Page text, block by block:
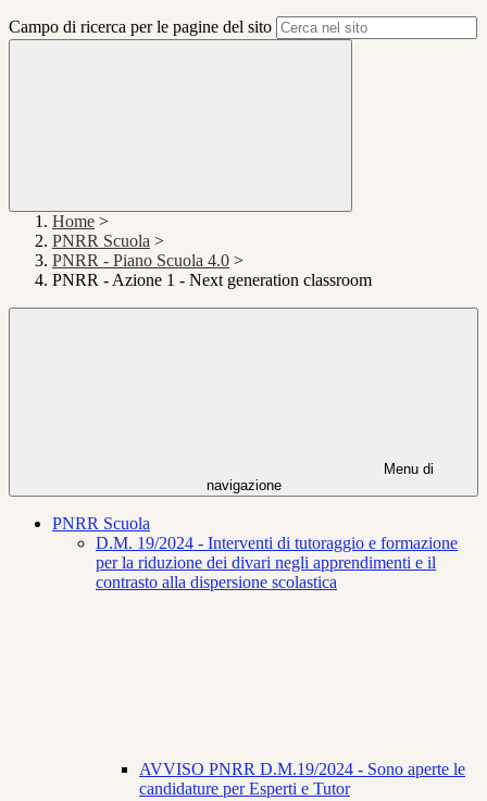
Campo di ricerca per le pagine del sito
Home >
PNRR Scuola >
PNRR - Piano Scuola 4.0 >
PNRR - Azione 1 - Next generation classroom
Menu di
navigazione
PNRR Scuola
D.M. 19/2024 - Interventi di tutoraggio e formazione
per la riduzione dei divari negli apprendimenti e il
contrasto alla dispersione scolastica
AVVISO PNRR D.M.19/2024 - Sono aperte le
candidature per Esperti e Tutor